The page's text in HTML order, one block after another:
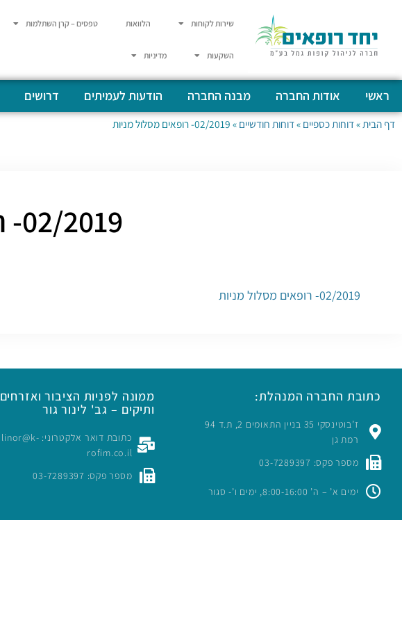
שירות לקוחות הלוואות טפסים – קרן השתלמות
השקעות מדיניות
ראשי אודות החברה מבנה החברה הודעות לעמיתים דרושים
דף הבית »דוחות כספיים »דוחות חודשיים » 02/2019- רופאים מסלול מניות
02/2019- רופאים מסלול מניות
02/2019- רופאים מסלול מניות
כתובת החברה המנהלת:
ז’בוטינסקי 35 בניין התאומים 2, ת.ד 94
רמת גן
מספר פקס: 03-7289397
ימים א’ – ה’ 8:00-16:00, ימים ו’- סגור
ממונה לפניות הציבור ואזרחים
ותיקים – גב' לינור גור
כתובת דואר אלקטרוני: linor@k-
rofim.co.il
מספר פקס: 03-7289397